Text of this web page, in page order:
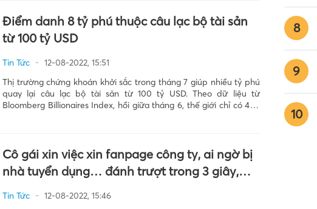
Điểm danh 8 tỷ phú thuộc câu lạc bộ tài sản
từ 100 tỷ USD
Tin Tức
12-08-2022, 15:51
Thị trường chứng khoán khởi sắc trong tháng 7 giúp nhiều tỷ phú
quay lại câu lạc bộ tài sản từ 100 tỷ USD. Theo dữ liệu từ
Bloomberg Billionaires Index, hồi giữa tháng 6, thế giới chỉ có 4 tỷ
Cô gái xin việc xin fanpage công ty, ai ngờ bị
nhà tuyển dụng… đánh trượt trong 3 giây,
Tin Tức
12-08-2022, 15:46
8
9
10